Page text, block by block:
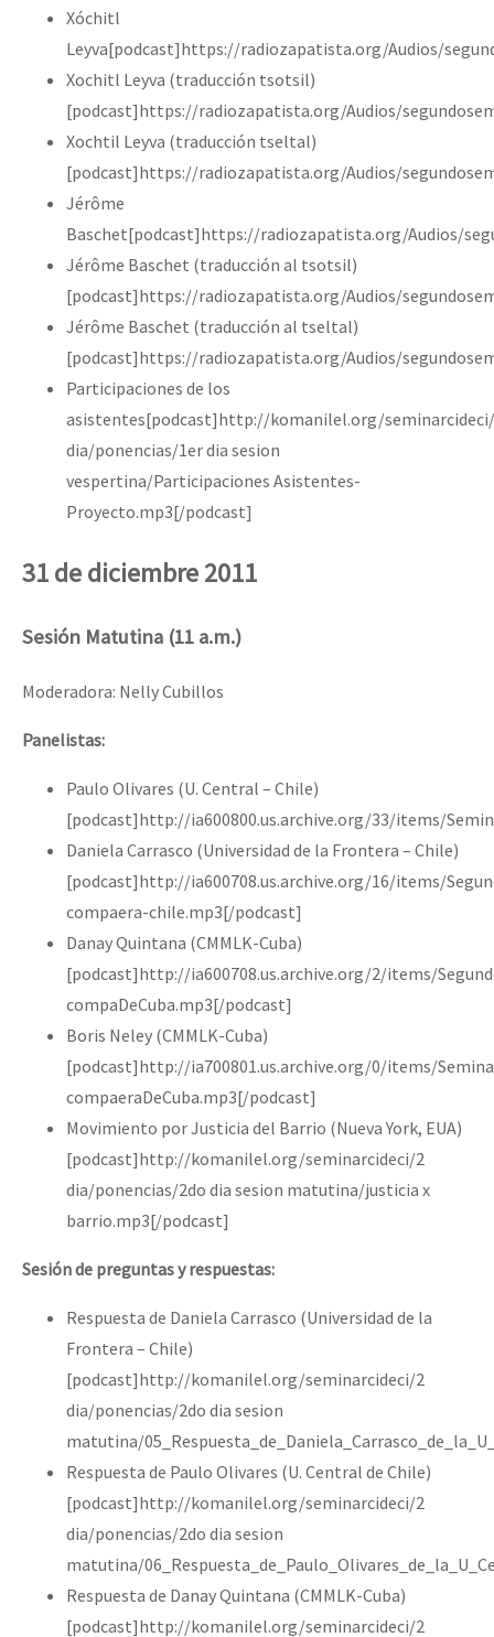
Xóchitl
Leyva[podcast]https://radiozapatista.org/Audios/
Xochitl Leyva (traducción tsotsil)
[podcast]https://radiozapatista.org/Audios/
Xochtil Leyva (traducción tseltal)
[podcast]https://radiozapatista.org/Audios/
Jérôme
Baschet[podcast]https://radiozapatista.org/Audios/
Jérôme Baschet (traducción al tsotsil)
[podcast]https://radiozapatista.org/Audios/
Jérôme Baschet (traducción al tseltal)
[podcast]https://radiozapatista.org/Audios/
Participaciones de los
asistentes[podcast]http://komanilel.org/
dia/ponencias/1er dia sesion
vespertina/Participaciones Asistentes-
Proyecto.mp3[/podcast]
31 de diciembre 2011
Sesión Matutina (11 a.m.)
Moderadora: Nelly Cubillos
Panelistas:
Paulo Olivares (U. Central – Chile)
[podcast]http://ia600800.us.archive.org/33/items/
Daniela Carrasco (Universidad de la Frontera – Chile)
[podcast]http://ia600708.us.archive.org/16/items/
compaera-chile.mp3[/podcast]
Danay Quintana (CMMLK-Cuba)
[podcast]http://ia600708.us.archive.org/2/items/
compaDeCuba.mp3[/podcast]
Boris Neley (CMMLK-Cuba)
[podcast]http://ia700801.us.archive.org/0/items/
compaeraDeCuba.mp3[/podcast]
Movimiento por Justicia del Barrio (Nueva York, EUA)
[podcast]http://komanilel.org/seminarcideci/2
dia/ponencias/2do dia sesion matutina/justicia x
barrio.mp3[/podcast]
Sesión de preguntas y respuestas:
Respuesta de Daniela Carrasco (Universidad de la
Frontera – Chile)
[podcast]http://komanilel.org/seminarcideci/2
dia/ponencias/2do dia sesion
matutina/
Respuesta de Paulo Olivares (U. Central de Chile)
[podcast]http://komanilel.org/seminarcideci/2
dia/ponencias/2do dia sesion
matutina/
Respuesta de Danay Quintana (CMMLK-Cuba)
[podcast]http://komanilel.org/seminarcideci/2